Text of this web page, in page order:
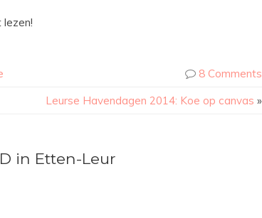
8 Comments
Leurse Havendagen 2014: Koe op canvas »
in Etten-Leur